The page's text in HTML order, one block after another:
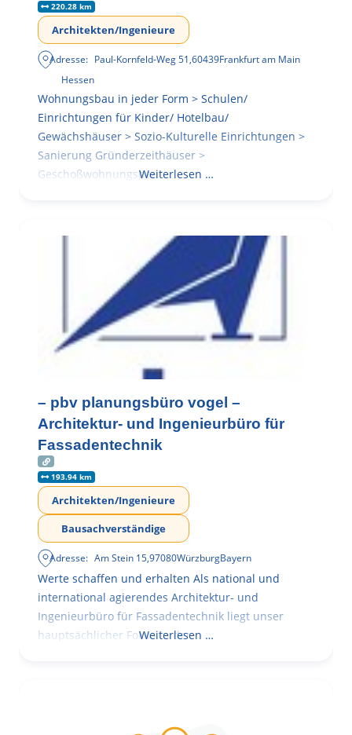
220.28 km
Architekten/Ingenieure
Adresse: Paul-Kornfeld-Weg 51,60439Frankfurt am Main
Hessen
Wohnungsbau in jeder Form > Schulen/
Einrichtungen für Kinder/ Hotelbau/
Gewächshäuser > Sozio-Kulturelle Einrichtungen >
Sanierung Gründerzeithäuser >
GeschoßwohnungsbauWeiterlesen …
– pbv planungsbüro vogel –
Architektur- und Ingenieurbüro für
Fassadentechnik
193.94 km
Architekten/Ingenieure
Bausachverständige
Adresse: Am Stein 15,97080WürzburgBayern
Werte schaffen und erhalten Als national und
international agierendes Architektur- und
Ingenieurbüro für Fassadentechnik liegt unser
hauptsächlicher Fokus in der
Weiterlesen …